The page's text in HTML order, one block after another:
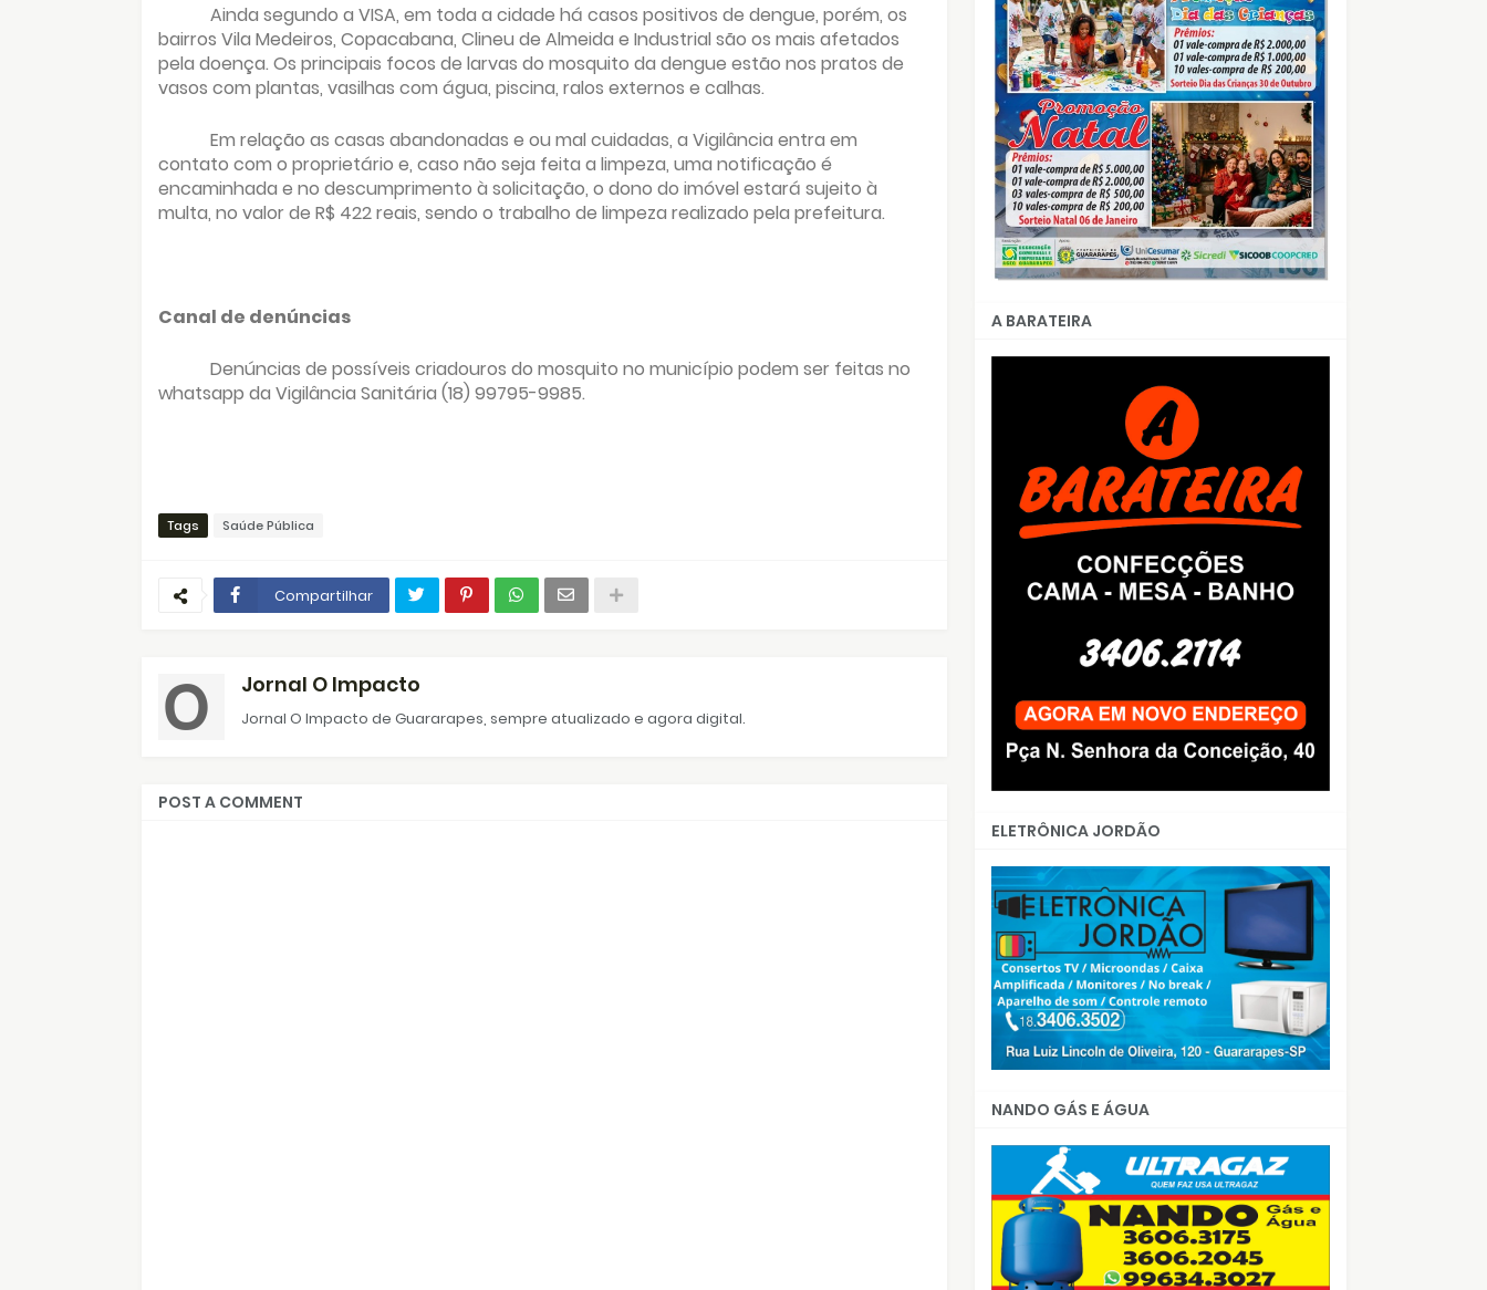
Ainda segundo a VISA, em toda a cidade há casos positivos de dengue, porém, os
bairros Vila Medeiros, Copacabana, Clineu de Almeida e Industrial são os mais afetados
pela doença. Os principais focos de larvas do mosquito da dengue estão nos pratos de
vasos com plantas, vasilhas com água, piscina, ralos externos e calhas.
Em relação as casas abandonadas e ou mal cuidadas, a Vigilância entra em
contato com o proprietário e, caso não seja feita a limpeza, uma notificação é
encaminhada e no descumprimento à solicitação, o dono do imóvel estará sujeito à
multa, no valor de R$ 422 reais, sendo o trabalho de limpeza realizado pela prefeitura.
Canal de denúncias
Denúncias de possíveis criadouros do mosquito no município podem ser feitas no
whatsapp da Vigilância Sanitária (18) 99795-9985.
Tags Saúde Pública
Compartilhar
Jornal O Impacto
Jornal O Impacto de Guararapes, sempre atualizado e agora digital.
POST A COMMENT
A BARATEIRA
ELETRÔNICA JORDÃO
NANDO GÁS E ÁGUA